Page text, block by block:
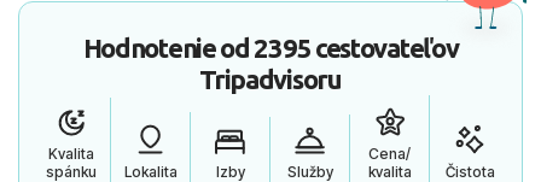
Hodnotenie od2395 cestovateľov
Tripadvisoru
Kvalita
spánku
Lokalita Izby Služby
Cena/
kvalita
Čistota